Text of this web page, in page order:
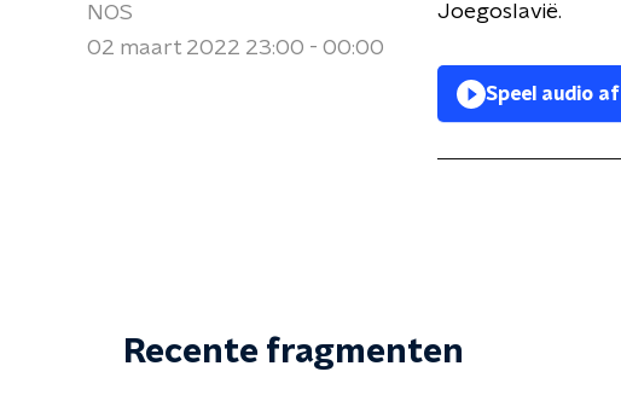
NOS
02 maart 2022 23:00 - 00:00
Joegoslavië.
Speel audio af
Recente fragmenten